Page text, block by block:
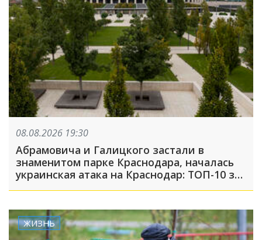
08.08.2026 19:30
Абрамовича и Галицкого застали в
знаменитом парке Краснодара, началась
украинская атака на Краснодар: ТОП-10 за
ЖИЗНЬ